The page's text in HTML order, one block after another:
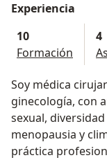
Experiencia
10
Formación
4
Soy médica
ginecología, con
sexual,
menopausia y
práctica